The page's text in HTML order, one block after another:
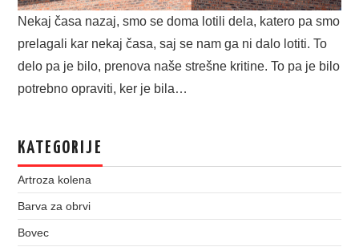
Nekaj časa nazaj, smo se doma lotili dela, katero pa smo
prelagali kar nekaj časa, saj se nam ga ni dalo lotiti. To
delo pa je bilo, prenova naše strešne kritine. To pa je bilo
potrebno opraviti, ker je bila…
KATEGORIJE
Artroza kolena
Barva za obrvi
Bovec